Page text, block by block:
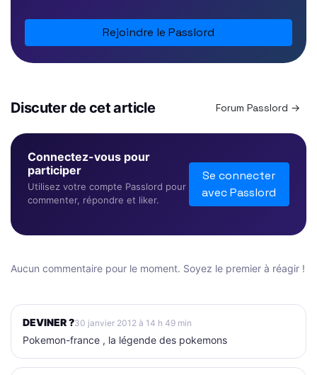
Rejoindre le Passlord
Discuter de cet article Forum Passlord →
Connectez-vous pour
participer
Utilisez votre compte Passlord pour
commenter, répondre et liker.
Se connecter
avec Passlord
Aucun commentaire pour le moment. Soyez le premier à réagir !
DEVINER ?30 janvier 2012 à 14 h 49 min
Pokemon-france , la légende des pokemons